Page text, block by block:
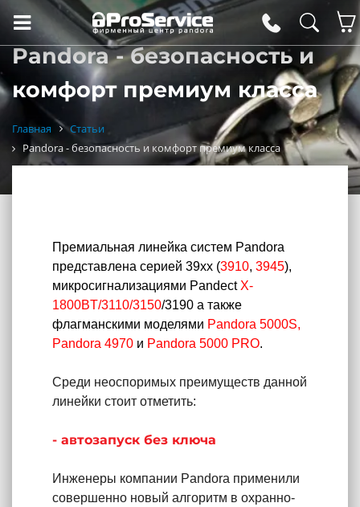
Pandora - безопасность и
комфорт премиум класса
Главная
Статьи
Pandora - безопасность и комфорт премиум класса
Премиальная линейка систем Pandora
представлена серией 39xx (3910, 3945),
микросигнализациями Pandect X-
1800BT/3110/3150/3190 а также
флагманскими моделями Pandora 5000S,
Pandora 4970 и Pandora 5000 PRO.
Среди неоспоримых преимуществ данной
линейки стоит отметить:
- автозапуск без ключа
Инженеры компании Pandora применили
совершенно новый алгоритм в охранно-